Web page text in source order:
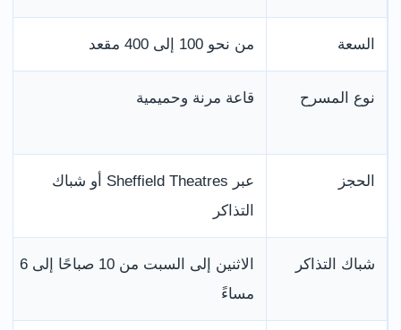
السعة من نحو 100 إلى 400 مقعد
نوع المسرح قاعة مرنة وحميمية
الحجز
عبر Sheffield Theatres أو شباك
التذاكر
شباك التذاكر
الاثنين إلى السبت من 10 صباحًا إلى 6
مساءً